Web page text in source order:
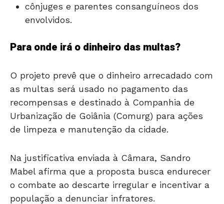
cônjuges e parentes consanguíneos dos
envolvidos.
Para onde irá o dinheiro das multas?
O projeto prevê que o dinheiro arrecadado com
as multas será usado no pagamento das
recompensas e destinado à Companhia de
Urbanização de Goiânia (Comurg) para ações
de limpeza e manutenção da cidade.
Na justificativa enviada à Câmara, Sandro
Mabel afirma que a proposta busca endurecer
o combate ao descarte irregular e incentivar a
população a denunciar infratores.